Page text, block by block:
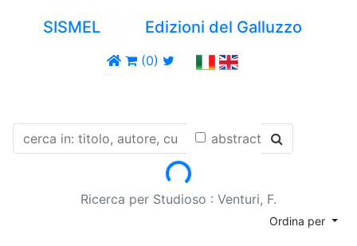
SISMEL Edizioni del Galluzzo
(0)
abstract
Loading...
Ricerca per Studioso : Venturi, F.
Ordina per